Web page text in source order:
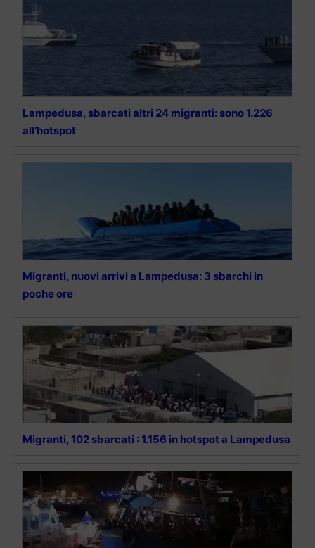
Lampedusa, sbarcati altri 24 migranti: sono 1.226
all’hotspot
Migranti, nuovi arrivi a Lampedusa: 3 sbarchi in
poche ore
Migranti, 102 sbarcati : 1.156 in hotspot a Lampedusa